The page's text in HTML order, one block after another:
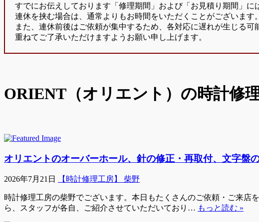
すでにお伝えしております「修理期間」および「お見積り期間」に
連休を挟む場合は、通常よりもお時間をいただくことがございます。
また、連休前後はご依頼が集中するため、各対応に遅れが生じる可
重ねてご了承いただけますようお願い申し上げます。
ORIENT（オリエント）の時計修
オリエントのオーバーホール、針の修正・再取付、文字盤
2026年7月21日 【時計修理工房】 柴野
時計修理工房の柴野でございます。本日もたくさんのご依頼・ご来店
ら、スタッフが各自、ご紹介させていただいており… もっと読む »